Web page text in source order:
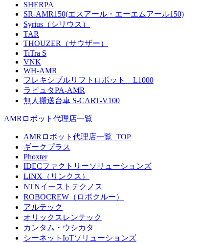
SHERPA
SR-AMR150(エスアール・エーエムアール150)
Syrius（シリウス）
TAR
THOUZER（サウザー）
TiTra S
VNK
WH-AMR
フレキシブルリフトロボット L1000
ラピュタPA-AMR
無人搬送台車 S-CART-V100
AMRロボット代理店一覧
AMRロボット代理店一覧_TOP
ギークプラス
Phoxter
IDECファクトリーソリューションズ
LINX（リンクス）
NTNイーストテクノス
ROBOCREW（ロボクルー）
アルテック
オリックスレンテック
カンタム・ウシカタ
シーネットIoTソリューションズ